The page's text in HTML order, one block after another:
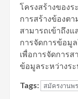
โครงสร้างของร
การสร้างข้องต
สามารถเข้าถึง
การจัดการข้อมู
เพื่อการจัดการ
ข้อมูลระหว่างร
Tags: สมัครงานพ